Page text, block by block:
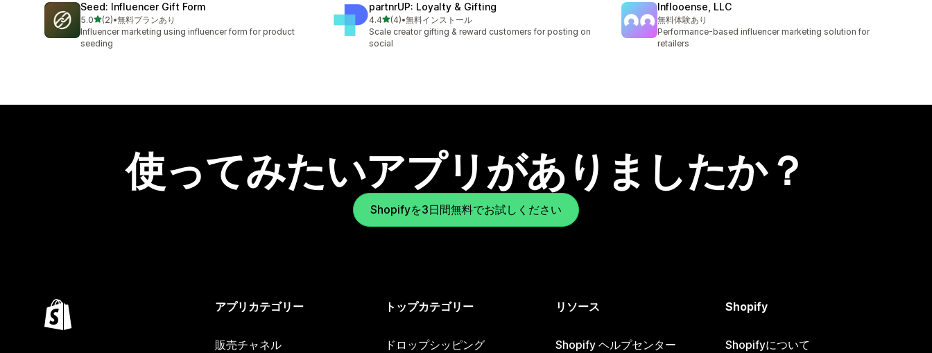
Seed: Influencer Gift Form
5.05つ星中
(2)
合計レビュー数：2件
•無料プランあり
Influencer marketing using influencer form for product
seeding
partnrUP: Loyalty & Gifting
4.45つ星中
(4)
合計レビュー数：4件
•無料インストール
Scale creator gifting & reward customers for posting on
social
Inflooense, LLC
無料体験あり
Performance-based influencer marketing solution for
retailers
使ってみたいアプリがありましたか？
Shopifyを3日間無料でお試しください
アプリカテゴリー
販売チャネル
トップカテゴリー
ドロップシッピング
リソース
Shopify ヘルプセンター
Shopify
Shopifyについて